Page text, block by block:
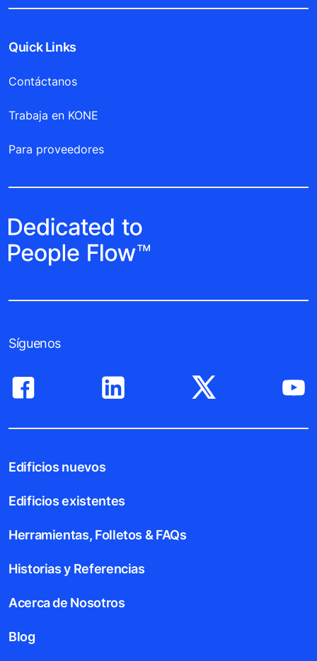
Quick Links
Contáctanos
Trabaja en KONE
Para proveedores
Síguenos
Edificios nuevos
Edificios existentes
Herramientas, Folletos & FAQs
Historias y Referencias
Acerca de Nosotros
Blog